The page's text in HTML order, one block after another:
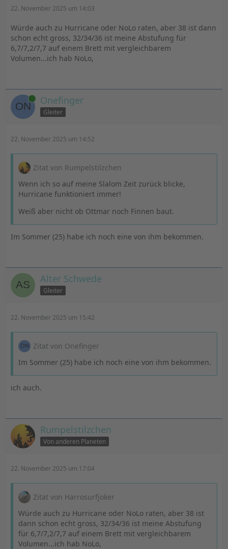
22. November 2025 um 14:03
Würde auch zu Hurricane oder NoLo raten, aber 38 ist dann
schon echt gross, 32/34/36 ist meine Abstufung für
6,7/7,2/7,7 auf einem Brett mit vergleichbarem
Volumen...ich hab NoLo,
Online Onefinger
Gleiter
22. November 2025 um 14:52
Zitat von Rumpelstilzchen
Wenn ich so auf meine Slalom Zeit zurück blicke,
Hurricane funktioniert immer!
Weiß aber nicht ob Ottmar noch Finnen baut.
Im Sommer (25) habe ich noch eine von ihm bekommen.
Alter Schwede
Gleiter
22. November 2025 um 15:42
Zitat von Onefinger
Im Sommer (25) habe ich noch eine von ihm bekommen.
ich auch.
Rumpelstilzchen
Von anderen Planeten
22. November 2025 um 17:04
Zitat von Harrosurfjoker
Würde auch zu Hurricane oder NoLo raten, aber 38 ist
dann schon echt gross, 32/34/36 ist meine Abstufung
für 6,7/7,2/7,7 auf einem Brett mit vergleichbarem
Volumen...ich hab NoLo,